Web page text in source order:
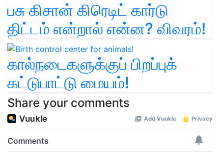
பசு கிசான் கிரெடிட் கார்டு
திட்டம் என்றால் என்ன? விவரம்!
கால்நடைகளுக்குப் பிறப்புக்
கட்டுபாட்டு மையம்!
Share your comments